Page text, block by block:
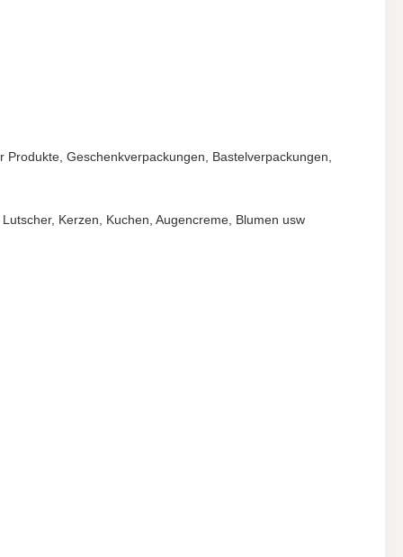
Geschenkverpackungen, Bastelverpackungen,
Kerzen, Kuchen, Augencreme, Blumen usw